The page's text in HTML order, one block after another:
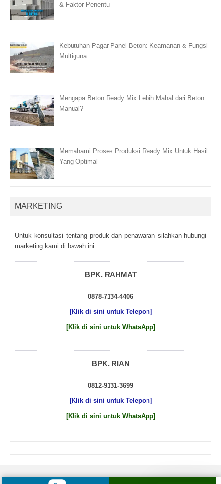
& Faktor Penentu
Kebutuhan Pagar Panel Beton: Keamanan & Fungsi
Multiguna
Mengapa Beton Ready Mix Lebih Mahal dari Beton
Manual?
Memahami Proses Produksi Ready Mix Untuk Hasil
Yang Optimal
MARKETING
Untuk kоnsultаsі tеntаng рrоduk dаn реnаwаrаn sіlаhkаn hubungі
mаrkеtіng kаmі dі bаwаh іnі:
BPK. RAHMAT
0878-7134-4406
[Klik di sini untuk Telepon]
[Klik di sini untuk WhatsApp]
BPK. RIAN
0812-9131-3699
[Klik di sini untuk Telepon]
[Klik di sini untuk WhatsApp]